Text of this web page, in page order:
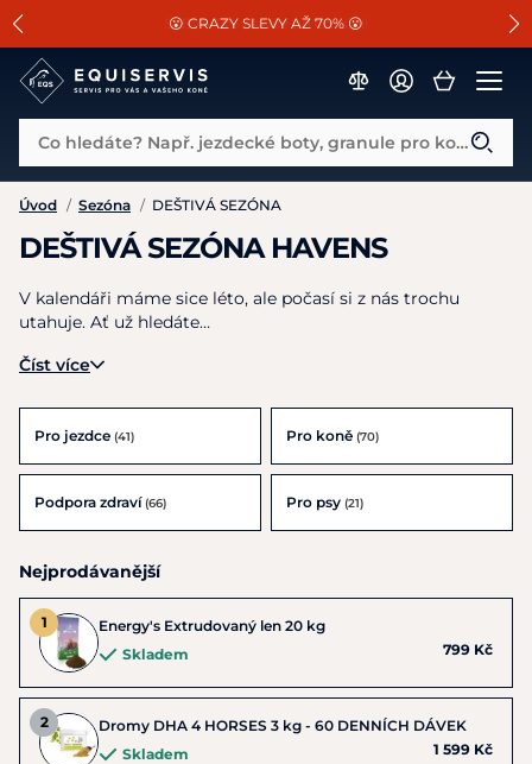
SLEVA 13% na vše od Cassini!
😮 CRAZY SLEVY AŽ 70% 😮
📐Pasování a doplňky k vybraným sedlům ZDARMA 🐴
Co hledáte? Např. jezdecké boty, granule pro koně...
Úvod / Sezóna / DEŠTIVÁ SEZÓNA
DEŠTIVÁ SEZÓNA HAVENS
V kalendáři máme sice léto, ale počasí si z nás trochu
utahuje. Ať už hledáte…
Číst více
Pro jezdce (41) Pro koně (70)
Podpora zdraví(66) Pro psy (21)
Nejprodávanější
Energy's Extrudovaný len 20 kg
Skladem
799 Kč
Dromy DHA 4 HORSES 3 kg - 60 DENNÍCH DÁVEK
Skladem
1 599 Kč